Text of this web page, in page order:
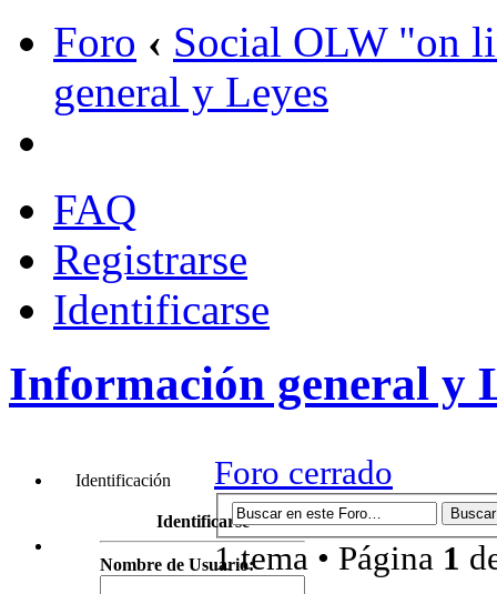
Foro ‹ Social OLW "on
general y Leyes
FAQ
Registrarse
Identificarse
Información general y
Identificación
Identificarse
Nombre de Usuario:
Foro cerrado
1 tema • Página 1